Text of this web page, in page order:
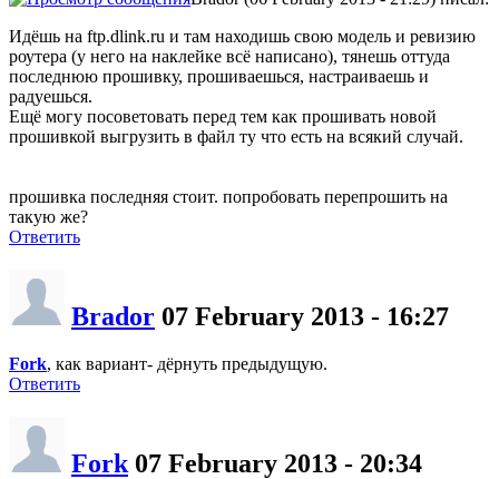
Идёшь на ftp.dlink.ru и там находишь свою модель и ревизию
роутера (у него на наклейке всё написано), тянешь оттуда
последнюю прошивку, прошиваешься, настраиваешь и
радуешься.
Ещё могу посоветовать перед тем как прошивать новой
прошивкой выгрузить в файл ту что есть на всякий случай.
прошивка последняя стоит. попробовать перепрошить на
такую же?
Ответить
Brador 07 February 2013 - 16:27
Fork, как вариант- дёрнуть предыдущую.
Ответить
Fork 07 February 2013 - 20:34